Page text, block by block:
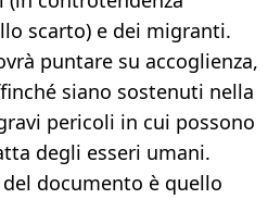
scarto) e dei migranti.
puntare su accoglienza,
siano sostenuti nella
pericoli in cui possono
degli esseri umani.
documento è quello